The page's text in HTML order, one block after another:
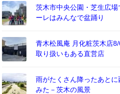
茨木市中央公園・芝生広
ーレはみんなで盆踊り
青木松風庵 月化粧茨木店
取り扱いもある直営店
雨がたくさん降ったあと
みた－茨木の風景